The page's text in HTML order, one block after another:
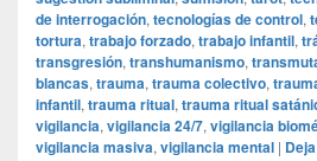
de interrogación, tecnologías de control,
tortura, trabajo forzado, trabajo infantil,
transgresión, transhumanismo,
blancas, trauma, trauma colectivo,
infantil, trauma ritual, trauma ritual
vigilancia, vigilancia 24/7, vigilancia
vigilancia masiva, vigilancia mental |